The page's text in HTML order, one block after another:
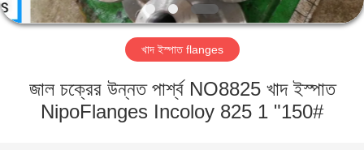
কারখানা
খাদ ইস্পাত flanges
জাল চক্রের উন্নত পার্শ্ব NO8825 খাদ ইস্পাত
NipoFlanges Incoloy 825 1 "150#